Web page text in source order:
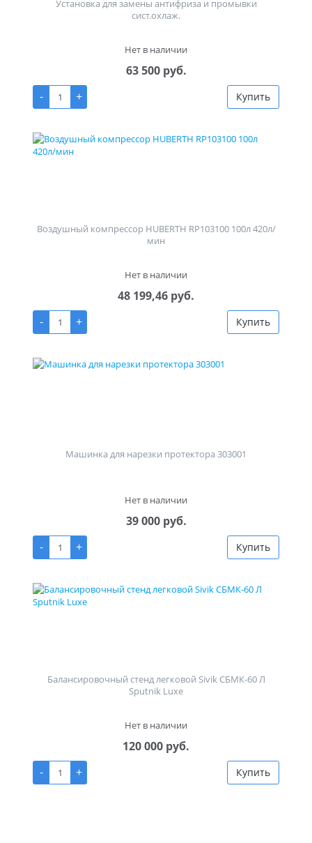
Установка для замены антифриза и промывки
сист.охлаж.
Нет в наличии
63 500 руб.
-
+ Купить
Воздушный компрессор HUBERTH RP103100 100л 420л/
мин
Нет в наличии
48 199,46 руб.
-
+ Купить
Машинка для нарезки протектора 303001
Нет в наличии
39 000 руб.
-
+ Купить
Балансировочный стенд легковой Sivik СБМК-60 Л
Sputnik Luxe
Нет в наличии
120 000 руб.
-
+ Купить